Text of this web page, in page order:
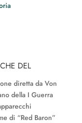
DEL
diretta da Von
della I Guerra
di “Red Baron”